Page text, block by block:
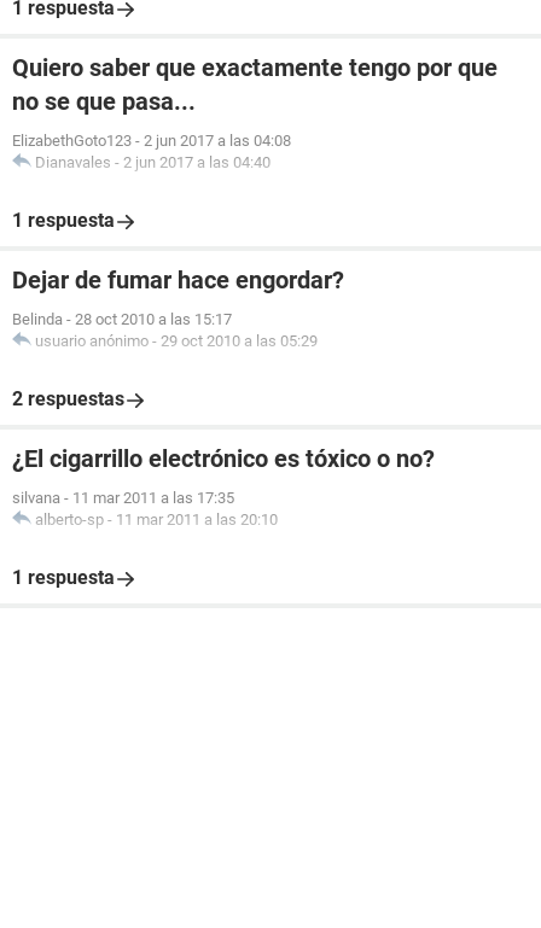
1 respuesta
Quiero saber que exactamente tengo por que
no se que pasa...
ElizabethGoto123 - 2 jun 2017 a las 04:08
Dianavales - 2 jun 2017 a las 04:40
1 respuesta
Dejar de fumar hace engordar?
Belinda - 28 oct 2010 a las 15:17
usuario anónimo - 29 oct 2010 a las 05:29
2 respuestas
¿El cigarrillo electrónico es tóxico o no?
silvana - 11 mar 2011 a las 17:35
alberto-sp - 11 mar 2011 a las 20:10
1 respuesta